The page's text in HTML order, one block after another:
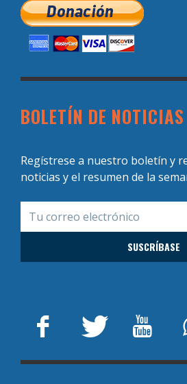
BOLETÍN DE NOTICIAS
Regístrese a nuestro boletín y
noticias y el resumen de la